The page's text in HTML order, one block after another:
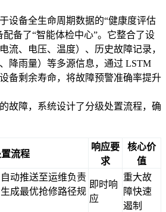
设备全生命周期数据的“健康度评估
备了“智能体检中心”。它整合了设
流、电压、温度）、历史故障记录，
降雨量）等多源信息，通过 LSTM
备剩余寿命，将故障预警准确率提升
故障，系统设计了分级处置流程，确
流程
响应要
求
核心价
值
动推送至运维负责
成最优抢修路径规
即时响
应
重大故
障快速
遏制